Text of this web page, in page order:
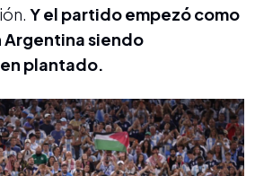
Y el partido empezó como
Argentina siendo
plantado.